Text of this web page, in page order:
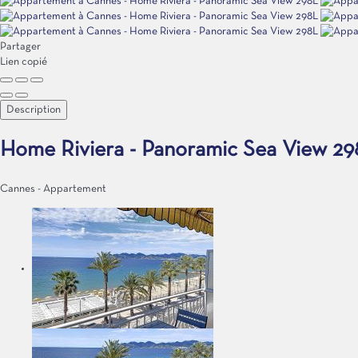
Partager
Lien copié
Description
Home Riviera - Panoramic Sea View
Cannes - Appartement